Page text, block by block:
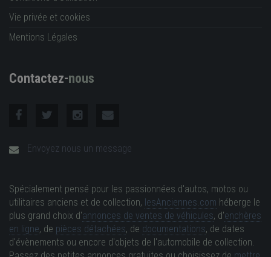
Vie privée et cookies
Mentions Légales
Contactez-nous
Envoyez nous un message
Spécialement pensé pour les passionnées d'autos, motos ou
utilitaires anciens et de collection, lesAnciennes.com héberge le
plus grand choix d'annonces de ventes de véhicules, d'enchères
en ligne, de pièces détachées, de documentations, de dates
d'évènements ou encore d'objets de l'automobile de collection.